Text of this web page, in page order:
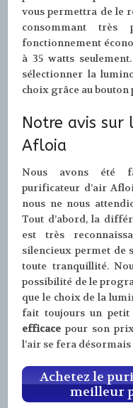
vous permettra de le
consommant très
fonctionnement
à 35 watts
sélectionner la
choix grâce au bouton
Notre avis sur
Afloia
Nous avons été
purificateur d’air
nous ne nous
Tout d’abord, la
est très
silencieux permet de
toute tranquillité.
possibilité de le
que le choix de la
fait toujours un
efficace pour son
l’air se fera
Achetez le
meilleur